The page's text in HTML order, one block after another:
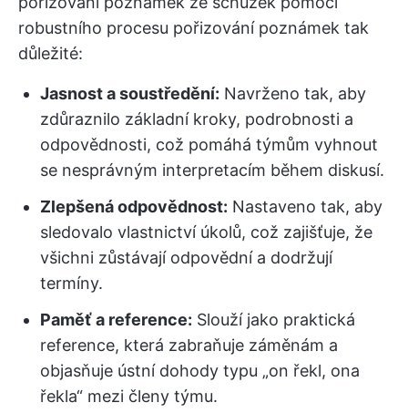
robustního procesu pořizování poznámek tak
důležité:
Jasnost a soustředění: Navrženo tak, aby
zdůraznilo základní kroky, podrobnosti a
odpovědnosti, což pomáhá týmům vyhnout
se nesprávným interpretacím během diskusí.
Zlepšená odpovědnost: Nastaveno tak, aby
sledovalo vlastnictví úkolů, což zajišťuje, že
všichni zůstávají odpovědní a dodržují
termíny.
Paměť a reference: Slouží jako praktická
reference, která zabraňuje záměnám a
objasňuje ústní dohody typu „on řekl, ona
řekla“ mezi členy týmu.